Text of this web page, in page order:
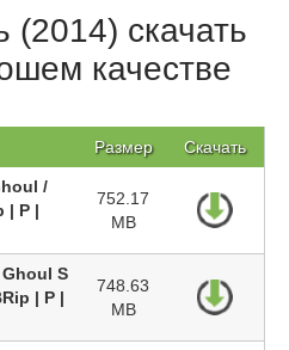
(2014) скачать
качестве
Размер Скачать
/
| P |
752.17
MB
S
| P |
748.63
MB